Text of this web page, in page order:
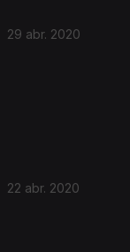
29 abr. 2020
22 abr. 2020